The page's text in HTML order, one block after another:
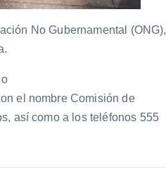
No Gubernamental (ONG),
el nombre Comisión de
así como a los teléfonos 555